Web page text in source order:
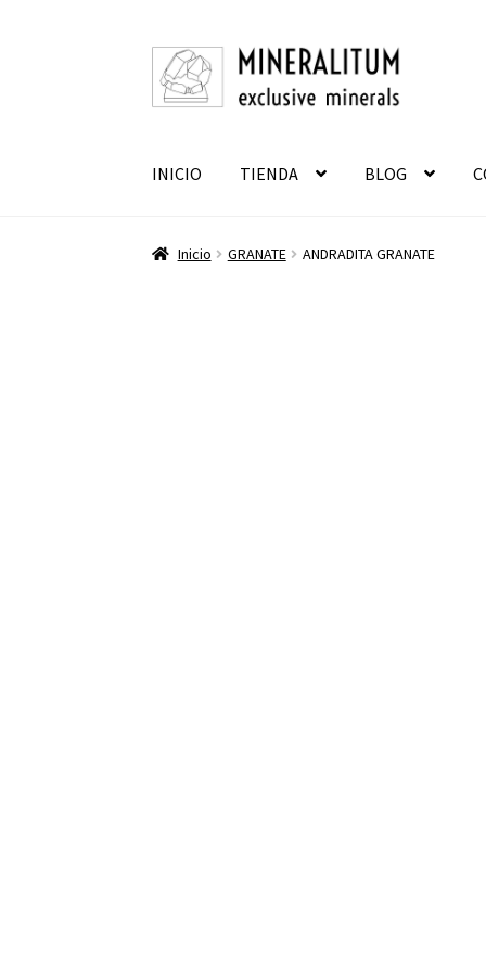
a
la
al
contenido
INICIO TIENDA BLOG
Inicio GRANATE ANDRADITA GRANATE